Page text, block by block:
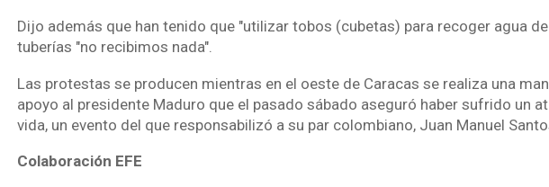
Dijo además que han tenido que "utilizar tobos (cubetas) para recoger agua
tuberías "no recibimos nada".
Las protestas se producen mientras en el oeste de Caracas se realiza una
apoyo al presidente Maduro que el pasado sábado aseguró haber sufrido un
vida, un evento del que responsabilizó a su par colombiano, Juan Manuel
Colaboración EFE